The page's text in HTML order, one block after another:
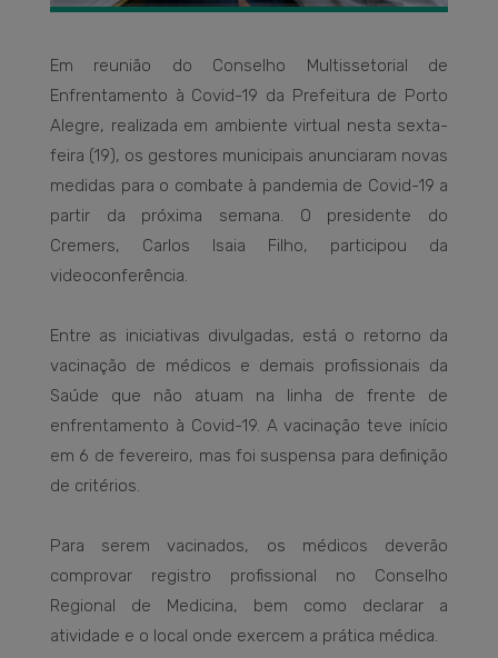
Em reunião do Conselho Multissetorial de
Enfrentamento à Covid-19 da Prefeitura de Porto
Alegre, realizada em ambiente virtual nesta sexta-
feira (19), os gestores municipais anunciaram novas
medidas para o combate à pandemia de Covid-19 a
partir da próxima semana. O presidente do
Cremers, Carlos Isaia Filho, participou da
videoconferência.
Entre as iniciativas divulgadas, está o retorno da
vacinação de médicos e demais profissionais da
Saúde que não atuam na linha de frente de
enfrentamento à Covid-19. A vacinação teve início
em 6 de fevereiro, mas foi suspensa para definição
de critérios.
Para serem vacinados, os médicos deverão
comprovar registro profissional no Conselho
Regional de Medicina, bem como declarar a
atividade e o local onde exercem a prática médica.